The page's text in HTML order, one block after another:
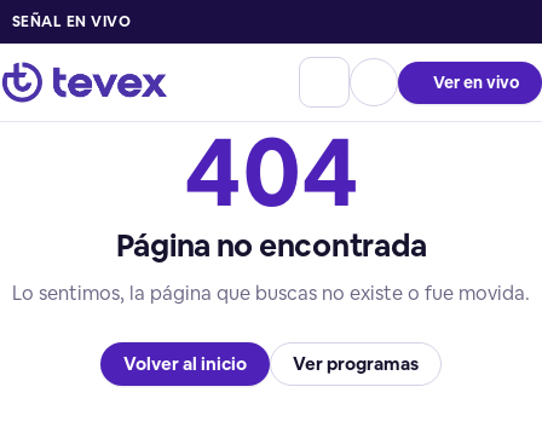
SEÑAL EN VIVO
Ver en vivo
404
Página no encontrada
Lo sentimos, la página que buscas no existe o fue movida.
Volver al inicio Ver programas